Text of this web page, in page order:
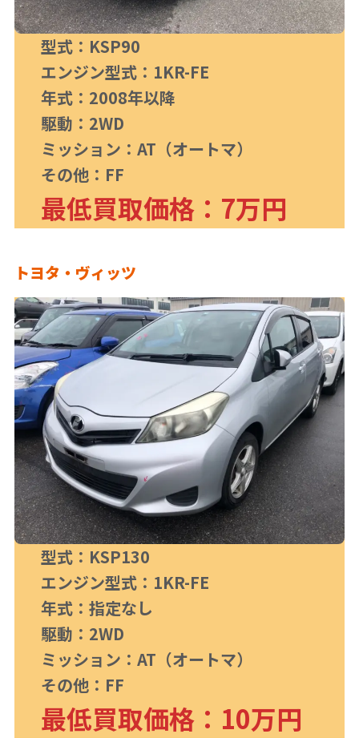
型式：KSP90
エンジン型式：1KR-FE
年式：2008年以降
駆動：2WD
ミッション：AT（オートマ）
その他：FF
最低買取価格：7万円
トヨタ・ヴィッツ
型式：KSP130
エンジン型式：1KR-FE
年式：指定なし
駆動：2WD
ミッション：AT（オートマ）
その他：FF
最低買取価格：10万円